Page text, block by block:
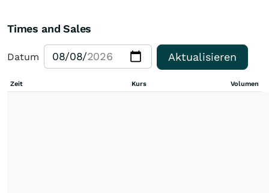
Times and Sales
Datum Aktualisieren
Zeit Kurs Volumen